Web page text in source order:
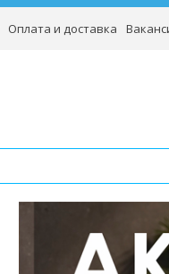
Оплата и доставка